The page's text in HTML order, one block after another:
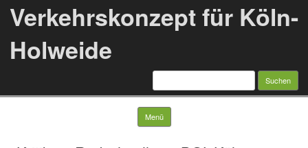
Verkehrskonzept für Köln-
Holweide
Suchen
Menü Springe zum Inhalt